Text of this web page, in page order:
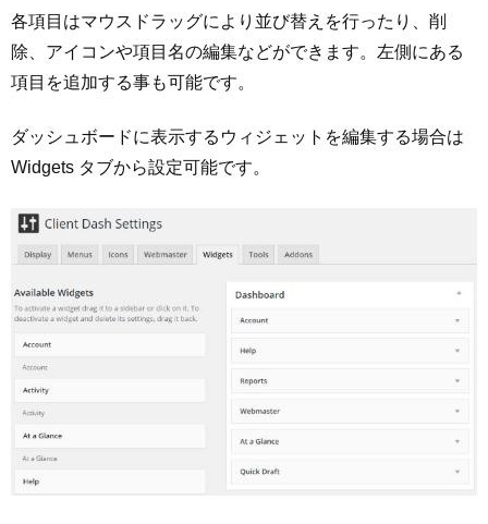
各項目はマウスドラッグにより並び替えを行ったり、削
除、アイコンや項目名の編集などができます。左側にある
項目を追加する事も可能です。
ダッシュボードに表示するウィジェットを編集する場合は
Widgets タブから設定可能です。